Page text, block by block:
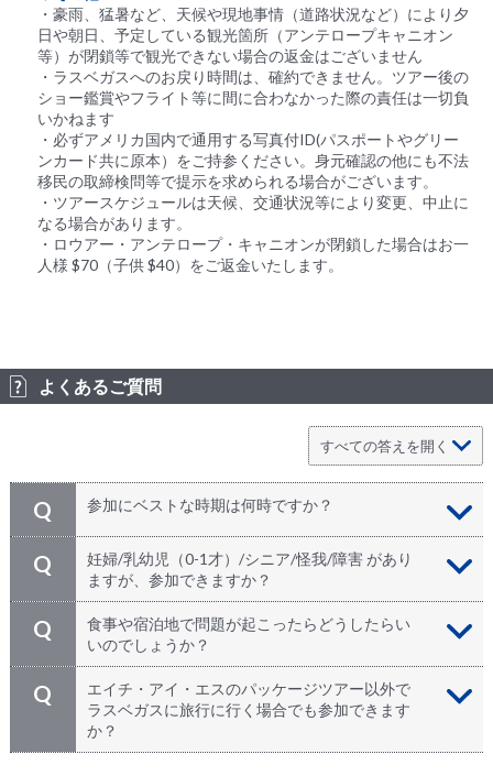
・豪雨、猛暑など、天候や現地事情（道路状況など）により夕
日や朝日、予定している観光箇所（アンテロープキャニオン
等）が閉鎖等で観光できない場合の返金はございません
・ラスベガスへのお戻り時間は、確約できません。ツアー後の
ショー鑑賞やフライト等に間に合わなかった際の責任は一切負
いかねます
・必ずアメリカ国内で通用する写真付ID(パスポートやグリー
ンカード共に原本）をご持参ください。身元確認の他にも不法
移民の取締検問等で提示を求められる場合がございます。
・ツアースケジュールは天候、交通状況等により変更、中止に
なる場合があります。
・ロウアー・アンテロープ・キャニオンが閉鎖した場合はお一
人様 $70（子供 $40）をご返金いたします。
よくあるご質問
Q 参加にベストな時期は何時ですか？
A
グランドサークルは夏場がハイシーズンになります。
が、その分ホテルも混み合うため、特に６～９月は１ヶ
月前での予約が非常に難しくなっています。夏場のご参
加を希望の際は、余裕をもって２～３ヶ月前からのお申
し込みをお勧めします。
予約の取りやすい冬場は、雪景色の大自然が見れること
もあり、こちらも大変美しくお勧めです
Q
妊婦/乳幼児（0-1才）/シニア/怪我/障害 があり
ますが、参加できますか？
A
弊社はお客様のご状況でお断りする事はありません。あ
くまでも、ご自身、及びかかりつけの医師の判断、自己
責任に委ねております。
但し、参加の際は以下の点を予めご理解・ご了承頂いた
ものとみなします。
◆陸路にて片道数時間の移動があります。お一人様につ
Q
食事や宿泊地で問題が起こったらどうしたらい
いのでしょうか？
A
当ツアーは、ラスベガス出発からお戻りまで、１人のガ
イドが全行程でご一緒します。 ツアー中に何か問題が
起こった場合は、日本語ガイドへご相談下さい。
Q
エイチ・アイ・エスのパッケージツアー以外で
ラスベガスに旅行に行く場合でも参加できます
か？